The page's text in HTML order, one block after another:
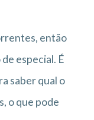
então
especial. É
saber qual o
o que pode